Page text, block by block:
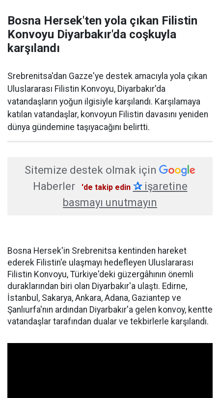
Bosna Hersek'ten yola çıkan Filistin
Konvoyu Diyarbakır'da coşkuyla
karşılandı
Srebrenitsa'dan Gazze'ye destek amacıyla yola çıkan
Uluslararası Filistin Konvoyu, Diyarbakır'da
vatandaşların yoğun ilgisiyle karşılandı. Karşılamaya
katılan vatandaşlar, konvoyun Filistin davasını yeniden
dünya gündemine taşıyacağını belirtti.
Sitemize destek olmak için
Haberler
'de takip edin ✰işaretine
basmayı unutmayın
Bosna Hersek'in Srebrenitsa kentinden hareket
ederek Filistin'e ulaşmayı hedefleyen Uluslararası
Filistin Konvoyu, Türkiye'deki güzergâhının önemli
duraklarından biri olan Diyarbakır'a ulaştı. Edirne,
İstanbul, Sakarya, Ankara, Adana, Gaziantep ve
Şanlıurfa'nın ardından Diyarbakır'a gelen konvoy, kentte
vatandaşlar tarafından dualar ve tekbirlerle karşılandı.